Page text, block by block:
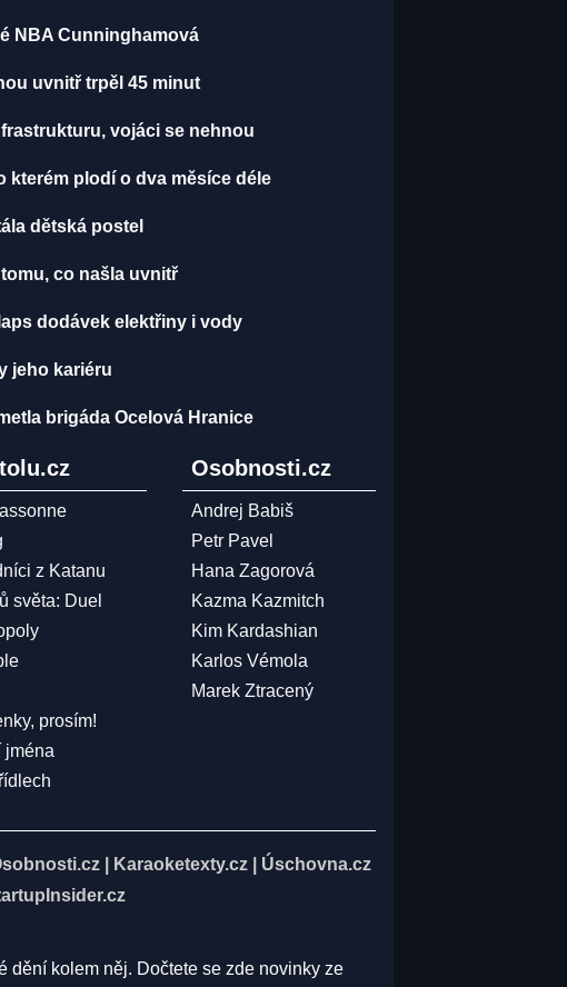
NBA Cunninghamová
uvnitř trpěl 45 minut
vojáci se nehnou
kterém plodí o dva měsíce déle
dětská postel
co našla uvnitř
dodávek elektřiny i vody
jeho kariéru
brigáda Ocelová Hranice
z Katanu
světa: Duel
prosím!
jména
Osobnosti.cz
Andrej Babiš
Petr Pavel
Hana Zagorová
Kazma Kazmitch
Kim Kardashian
Karlos Vémola
Marek Ztracený
Karaoketexty.cz
Úschovna.cz
dění kolem něj. Dočtete se zde novinky ze